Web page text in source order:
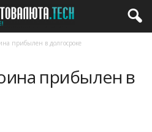
прибылен в долгосроке
прибылен в